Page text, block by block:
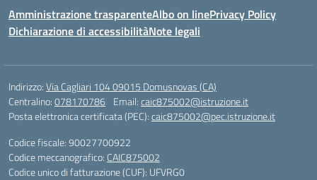
Amministrazione trasparenteAlbo on linePrivacy Policy
Dichiarazione di accessibilitàNote legali
Indirizzo:Via Cagliari 104 09015 Domusnovas (CA)
Centralino:078170786 Email:caic875002@istruzione.it
Posta elettronica certificata (PEC):caic875002@pec.istruzione.it
Codice fiscale: 90027700922
Codice meccanografico: CAIC875002
Codice unico di fatturazione (CUF): UFVRG0